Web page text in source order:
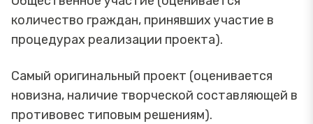
количество граждан, принявших участие в
процедурах реализации проекта).
Самый оригинальный проект (оценивается
новизна, наличие творческой составляющей в
противовес типовым решениям).